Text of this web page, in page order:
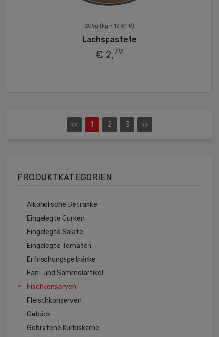
PRODUKTKATEGORIEN
Alkoholische Getränke
Eingelegte Gurken
Eingelegte Salate
Eingelegte Tomaten
Erfrischungsgetränke
Fan- und Sammelartikel
Fischkonserven
Fleischkonserven
Gebäck
Gebratene Kürbiskerne
205g (kg = 13.61 €)
Lachspastete
€ 2,79
<< 1 2 3 >>